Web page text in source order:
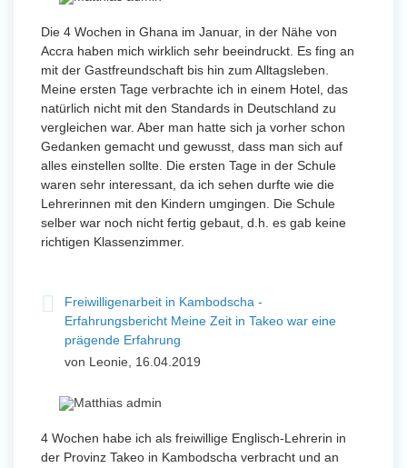
Die 4 Wochen in Ghana im Januar, in der Nähe von
Accra haben mich wirklich sehr beeindruckt. Es fing an
mit der Gastfreundschaft bis hin zum Alltagsleben.
Meine ersten Tage verbrachte ich in einem Hotel, das
natürlich nicht mit den Standards in Deutschland zu
vergleichen war. Aber man hatte sich ja vorher schon
Gedanken gemacht und gewusst, dass man sich auf
alles einstellen sollte. Die ersten Tage in der Schule
waren sehr interessant, da ich sehen durfte wie die
Lehrerinnen mit den Kindern umgingen. Die Schule
selber war noch nicht fertig gebaut, d.h. es gab keine
richtigen Klassenzimmer.
Freiwilligenarbeit in Kambodscha -
Erfahrungsbericht Meine Zeit in Takeo war eine
prägende Erfahrung
von Leonie, 16.04.2019
4 Wochen habe ich als freiwillige Englisch-Lehrerin in
der Provinz Takeo in Kambodscha verbracht und an